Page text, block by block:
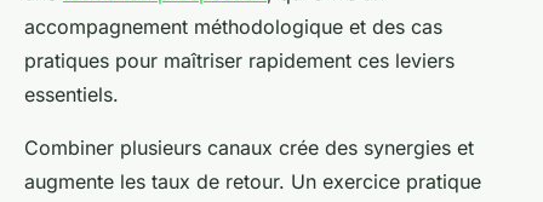
accompagnement méthodologique et des cas
pratiques pour maîtriser rapidement ces leviers
essentiels.
Combiner plusieurs canaux crée des synergies et
augmente les taux de retour. Un exercice pratique